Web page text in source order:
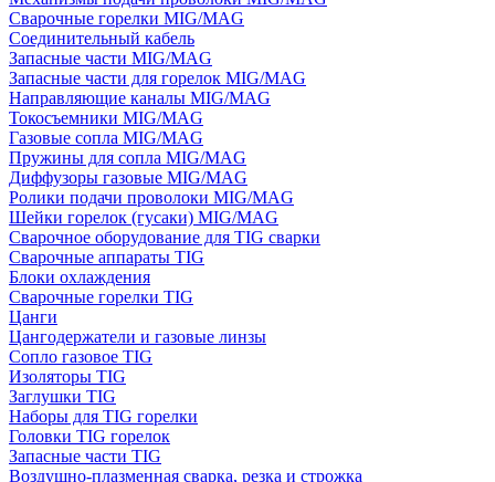
Сварочные горелки MIG/MAG
Соединительный кабель
Запасные части MIG/MAG
Запасные части для горелок MIG/MAG
Направляющие каналы MIG/MAG
Токосъемники MIG/MAG
Газовые сопла MIG/MAG
Пружины для сопла MIG/MAG
Диффузоры газовые MIG/MAG
Ролики подачи проволоки MIG/MAG
Шейки горелок (гусаки) MIG/MAG
Сварочное оборудование для TIG сварки
Сварочные аппараты TIG
Блоки охлаждения
Сварочные горелки TIG
Цанги
Цангодержатели и газовые линзы
Сопло газовое TIG
Изоляторы TIG
Заглушки TIG
Наборы для TIG горелки
Головки TIG горелок
Запасные части TIG
Воздушно-плазменная сварка, резка и строжка